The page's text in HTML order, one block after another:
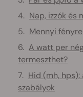
Nap, izzók és
Mennyi
A watt per
termeszthet?
Hid (mh,
szabályok